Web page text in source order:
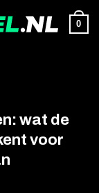
0
wat de
voor